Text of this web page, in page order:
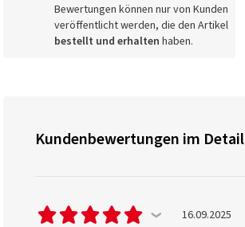
Bewertungen können nur von Kunden
veröffentlicht werden, die den Artikel
bestellt und erhalten haben.
Kundenbewertungen im Detail
16.09.2025